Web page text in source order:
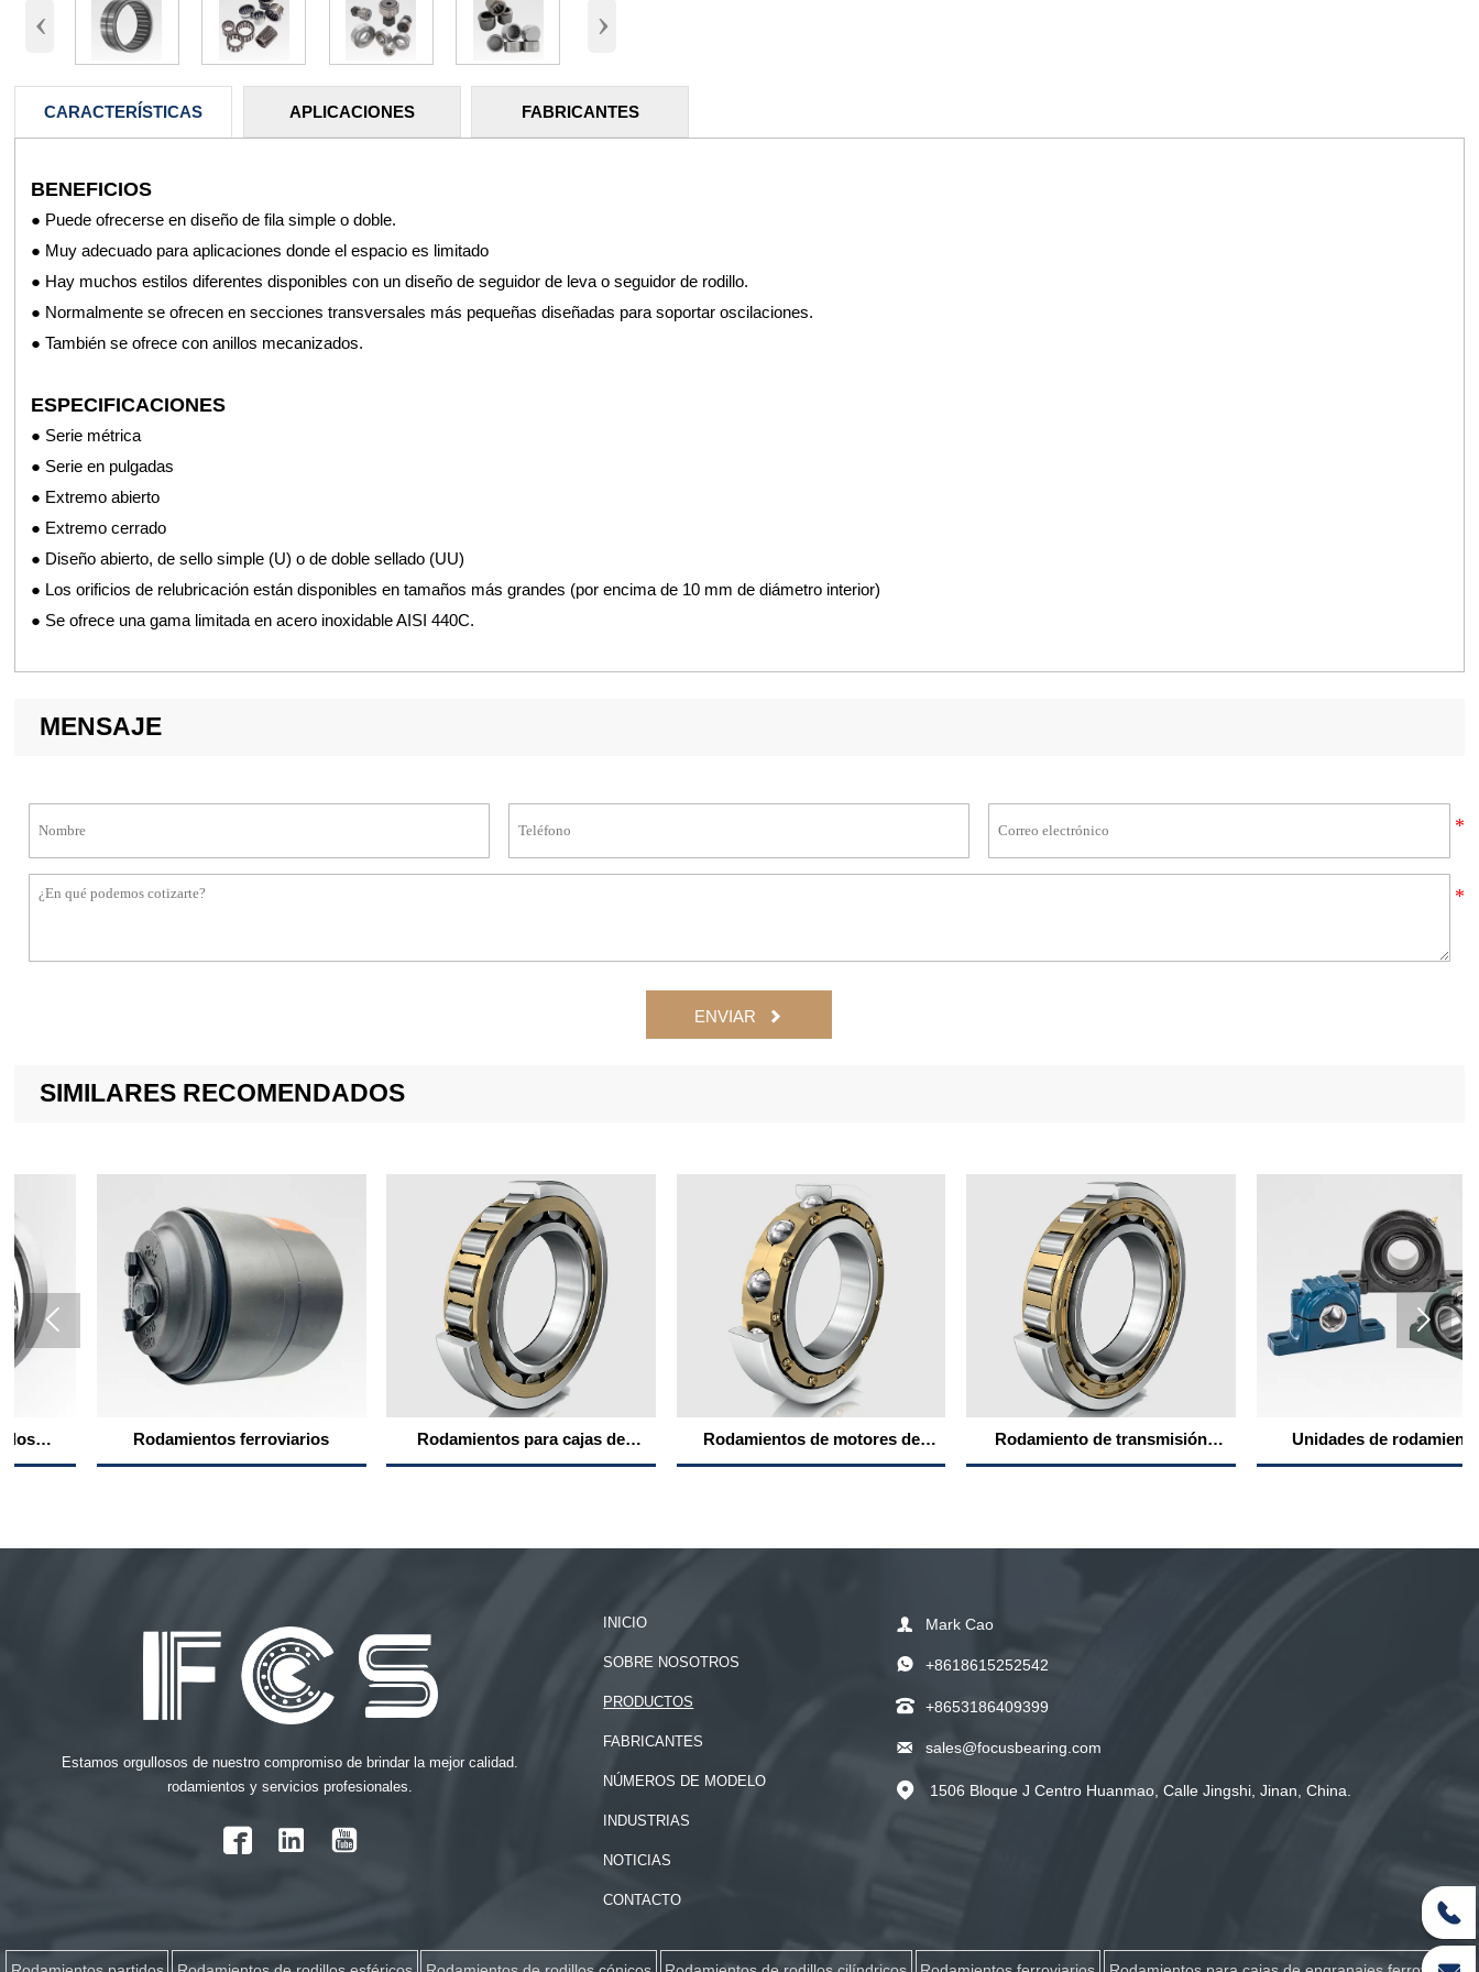
‹ ›
CARACTERÍSTICAS APLICACIONES FABRICANTES
BENEFICIOS
● Puede ofrecerse en diseño de fila simple o doble.
● Muy adecuado para aplicaciones donde el espacio es limitado
● Hay muchos estilos diferentes disponibles con un diseño de seguidor de leva o seguidor de rodillo.
● Normalmente se ofrecen en secciones transversales más pequeñas diseñadas para soportar oscilaciones.
● También se ofrece con anillos mecanizados.
ESPECIFICACIONES
● Serie métrica
● Serie en pulgadas
● Extremo abierto
● Extremo cerrado
● Diseño abierto, de sello simple (U) o de doble sellado (UU)
● Los orificios de relubricación están disponibles en tamaños más grandes (por encima de 10 mm de diámetro interior)
● Se ofrece una gama limitada en acero inoxidable AISI 440C.
Los rodamientos de agujas se pueden utilizar para diversas aplicaciones en muchos mercados, entre ellas:
● Automotriz
● Equipos para césped y jardín
● Máquina herramienta
● Petróleo y gas
●Acería
● Máquinas de impresión
FCS SKF INA KOYO NTN
MENSAJE
ENVIAR 
SIMILARES RECOMENDADOS
Rodamientos ferroviarios
Rodamientos para cajas de
engranajes ferroviarias
Rodamientos de motores de
tracción ferroviaria
Rodamiento de transmisión
ferroviaria
Unidades de rodamientos
montadas
 
Estamos orgullosos de nuestro compromiso de brindar la mejor calidad.
rodamientos y servicios profesionales.

INICIO
SOBRE NOSOTROS
PRODUCTOS
FABRICANTES
NÚMEROS DE MODELO
INDUSTRIAS
NOTICIAS
CONTACTO
 Mark Cao
 +8618615252542
 +8653186409399
 sales@focusbearing.com
 1506 Bloque J Centro Huanmao, Calle Jingshi, Jinan, China.